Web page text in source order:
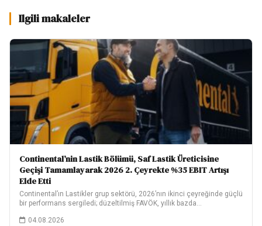
Ilgili makaleler
Continental’nin Lastik Bölümü, Saf Lastik Üreticisine
Geçişi Tamamlayarak 2026 2. Çeyrekte %35 EBIT Artışı
Elde Etti
Continental’ın Lastikler grup sektörü, 2026’nın ikinci çeyreğinde güçlü
bir performans sergiledi; düzeltilmiş FAVÖK, yıllık bazda…
04.08.2026